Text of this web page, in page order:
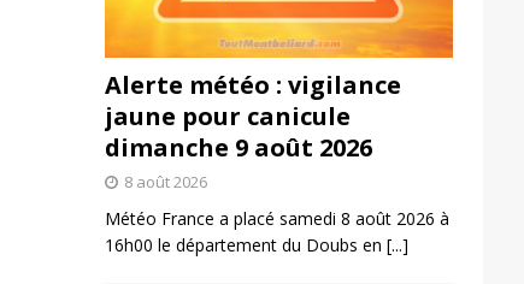
Alerte météo : vigilance
jaune pour canicule
dimanche 9 août 2026
8 août 2026
Météo France a placé samedi 8 août 2026 à
16h00 le département du Doubs en [...]